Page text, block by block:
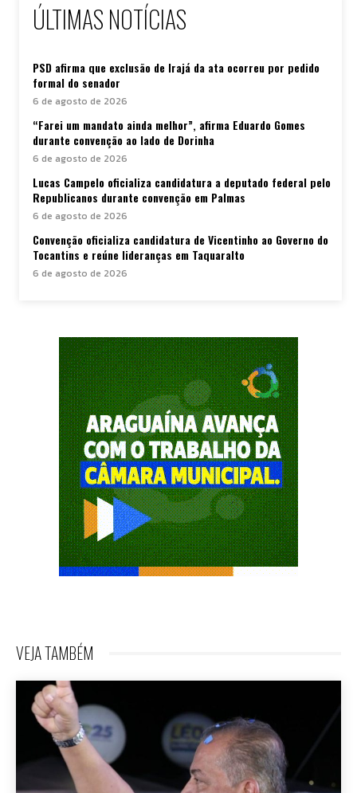
ÚLTIMAS NOTÍCIAS
PSD afirma que exclusão de Irajá da ata ocorreu por pedido
formal do senador
6 de agosto de 2026
“Farei um mandato ainda melhor”, afirma Eduardo Gomes
durante convenção ao lado de Dorinha
6 de agosto de 2026
Lucas Campelo oficializa candidatura a deputado federal pelo
Republicanos durante convenção em Palmas
6 de agosto de 2026
Convenção oficializa candidatura de Vicentinho ao Governo do
Tocantins e reúne lideranças em Taquaralto
6 de agosto de 2026
VEJA TAMBÉM